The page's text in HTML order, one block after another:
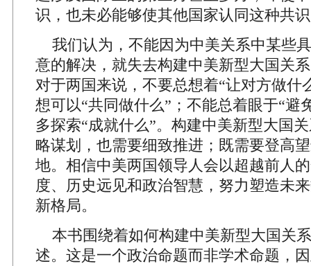
识，也未必能够使其他国家认同这种共
我们认为，不能因为中美关系中某些
意的解决，就失去构建中美新型大国关
对于两国来说，不要总想着“让对方做什
想可以“共同做什么”；不能总着眼于“避
多探索“成就什么”。构建中美新型大国
略谋划，也需要细致推进；既需要登高
地。相信中美两国领导人会以超越前人
度、历史远见和政治智慧，努力塑造未
新格局。
本书围绕着如何构建中美新型大国关
述。这是一个政治命题而非学术命题，